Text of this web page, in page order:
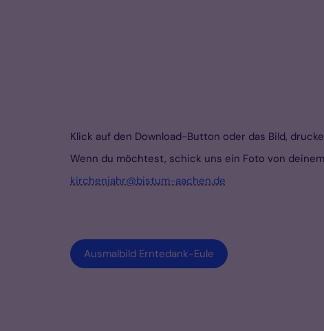
Klick auf den Download-Button oder das Bild,
Wenn du möchtest, schick uns ein Foto von
kirchenjahr@bistum-aachen.de
Ausmalbild Erntedank-Eule